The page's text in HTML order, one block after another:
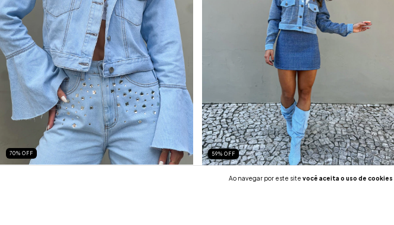
Ao navegar por este site você aceita o uso de cookies
70% OFF 59% OFF
jaqueta de tweed